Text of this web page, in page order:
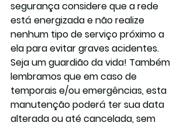
segurança considere que a rede
está energizada e não realize
nenhum tipo de serviço próximo a
ela para evitar graves acidentes.
Seja um guardião da vida! Também
lembramos que em caso de
temporais e/ou emergências, esta
manutenção poderá ter sua data
alterada ou até cancelada, sem